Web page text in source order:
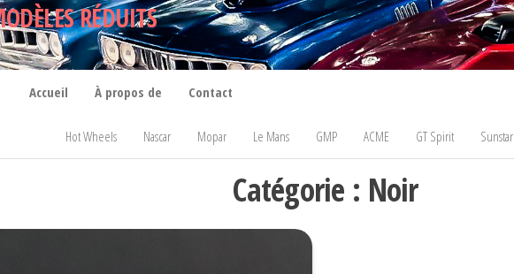
RÉDUITS
Accueil À propos de Contact
Hot Wheels Nascar Mopar Le Mans GMP ACME GT Spirit Sunstar
Catégorie : Noir